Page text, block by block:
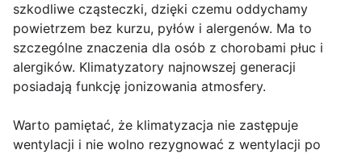
szkodliwe cząsteczki, dzięki czemu oddychamy
powietrzem bez kurzu, pyłów i alergenów. Ma to
szczególne znaczenia dla osób z chorobami płuc i
alergików. Klimatyzatory najnowszej generacji
posiadają funkcję jonizowania atmosfery.
Warto pamiętać, że klimatyzacja nie zastępuje
wentylacji i nie wolno rezygnować z wentylacji po